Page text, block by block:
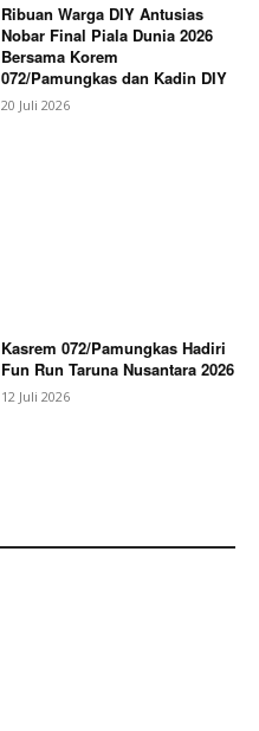
Ribuan Warga DIY Antusias
Nobar Final Piala Dunia 2026
Bersama Korem
072/Pamungkas dan Kadin DIY
20 Juli 2026
Kasrem 072/Pamungkas Hadiri
Fun Run Taruna Nusantara 2026
12 Juli 2026